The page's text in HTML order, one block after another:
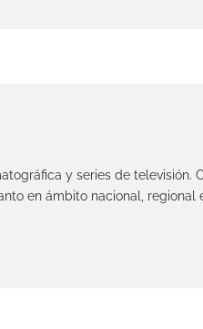
y series de televisión.
en ámbito nacional, regional